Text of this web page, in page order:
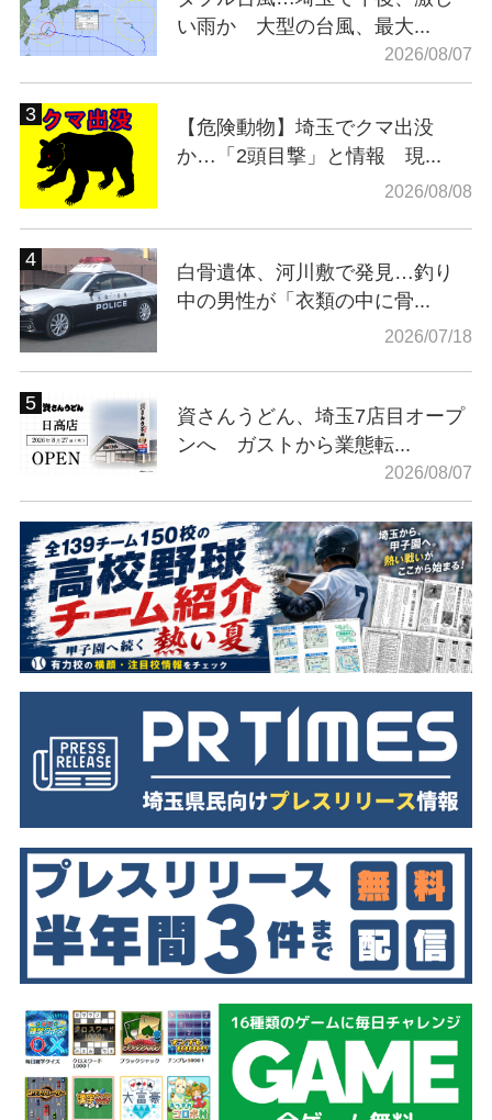
い雨か 大型の台風、最大...
2026/08/07
【危険動物】埼玉でクマ出没
か…「2頭目撃」と情報 現...
2026/08/08
白骨遺体、河川敷で発見…釣り
中の男性が「衣類の中に骨...
2026/07/18
資さんうどん、埼玉7店目オープ
ンへ ガストから業態転...
2026/08/07